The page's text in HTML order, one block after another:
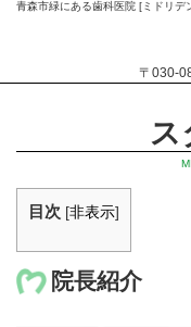
青森市緑にある歯科医院 [ミドリデ
〒030-
ス
目次 [非表示]
院長紹介